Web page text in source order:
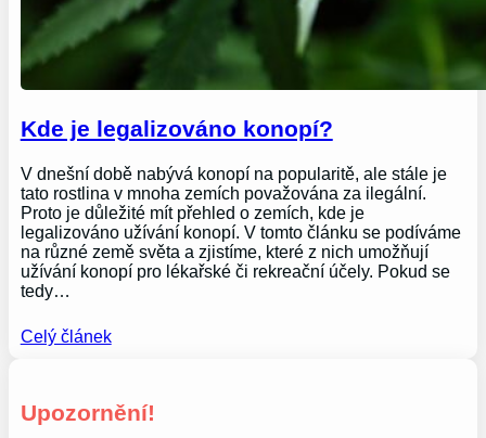
Kde je legalizováno konopí?
V dnešní době nabývá konopí na popularitě, ale stále je
tato rostlina v mnoha zemích považována za ilegální.
Proto je důležité mít přehled o zemích, kde je
legalizováno užívání konopí. V tomto článku se podíváme
na různé země světa a zjistíme, které z nich umožňují
užívání konopí pro lékařské či rekreační účely. Pokud se
tedy…
Celý článek
Upozornění!